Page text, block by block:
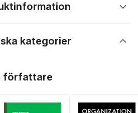
kategorier
författare